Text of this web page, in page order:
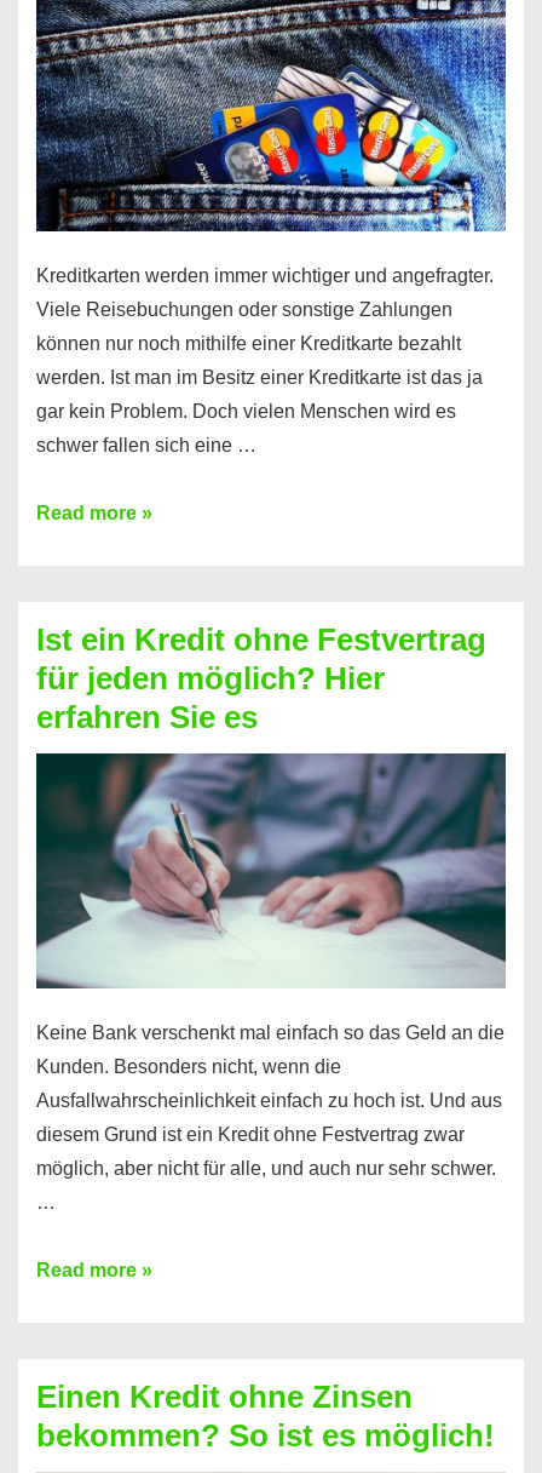
Kreditkarten werden immer wichtiger und angefragter.
Viele Reisebuchungen oder sonstige Zahlungen
können nur noch mithilfe einer Kreditkarte bezahlt
werden. Ist man im Besitz einer Kreditkarte ist das ja
gar kein Problem. Doch vielen Menschen wird es
schwer fallen sich eine …
Kreditkarte
Prepaid
ist
nicht
nur
für
Handy
möglich!
Read more »
Ist ein Kredit ohne Festvertrag
für jeden möglich? Hier
erfahren Sie es
Keine Bank verschenkt mal einfach so das Geld an die
Kunden. Besonders nicht, wenn die
Ausfallwahrscheinlichkeit einfach zu hoch ist. Und aus
diesem Grund ist ein Kredit ohne Festvertrag zwar
möglich, aber nicht für alle, und auch nur sehr schwer.
…
Ist
Festvertrag
für
Read more »
Einen Kredit ohne Zinsen
bekommen? So ist es möglich!